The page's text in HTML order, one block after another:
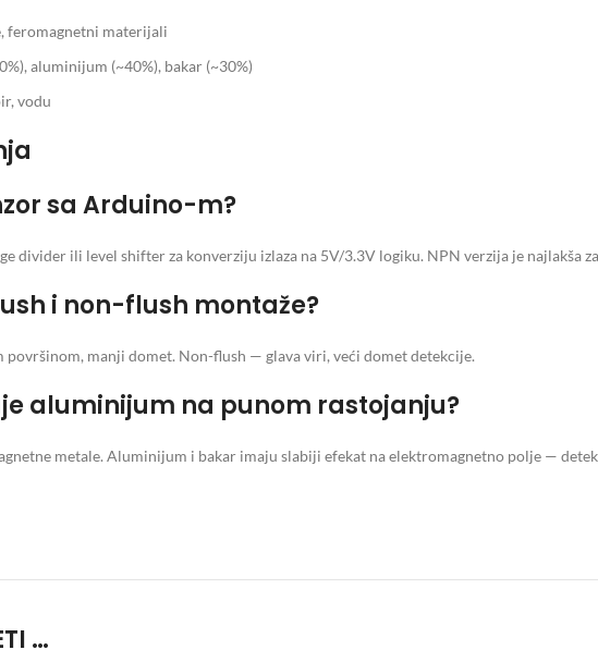
feromagnetni materijali
aluminijum (~40%), bakar (~30%)
vodu
sa Arduino-m?
divider ili level shifter za konverziju izlaza na 5V/3.3V logiku. NPN verzija je
i non-flush montaže?
površinom, manji domet. Non-flush — glava viri, veći domet detekcije.
aluminijum na punom rastojanju?
metale. Aluminijum i bakar imaju slabiji efekat na elektromagnetno polje —
…